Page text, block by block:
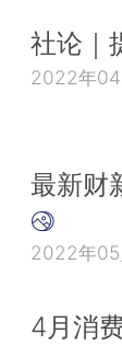
社论｜
2022年
最新财
2022年05
4月消